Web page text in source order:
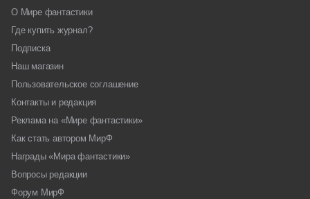
О Мире фантастики
Где купить журнал?
Подписка
Наш магазин
Пользовательское соглашение
Контакты и редакция
Реклама на «Мире фантастики»
Как стать автором МирФ
Награды «Мира фантастики»
Вопросы редакции
Форум МирФ